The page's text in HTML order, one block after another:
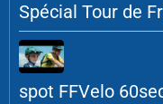
Spécial Tour de
spot FFVelo